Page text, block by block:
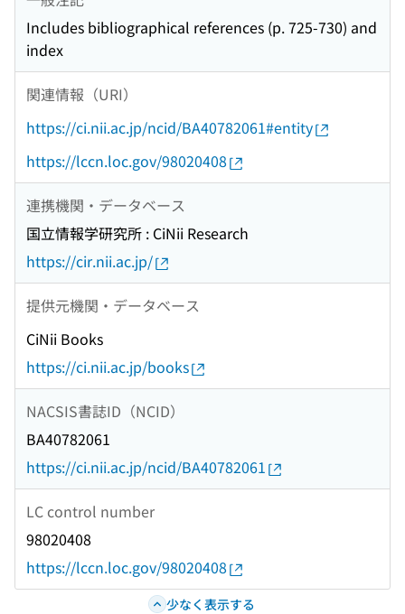
Includes bibliographical references (p. 725-730) and
index
関連情報（URI）
https://ci.nii.ac.jp/ncid/BA40782061#entity
https://lccn.loc.gov/98020408
連携機関・データベース
国立情報学研究所 : CiNii Research
https://cir.nii.ac.jp/
提供元機関・データベース
CiNii Books
https://ci.nii.ac.jp/books
NACSIS書誌ID（NCID）
BA40782061
https://ci.nii.ac.jp/ncid/BA40782061
LC control number
98020408
https://lccn.loc.gov/98020408
少なく表示する